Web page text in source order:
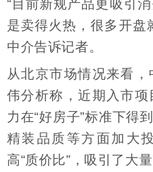
“目前新规产品更吸引
是卖得火热，很多开盘
中介告诉记者。
从北京市场情况来看
伟分析称，近期入市
力在“好房子”标准下得
精装品质等方面加大
高“质价比”，吸引了大